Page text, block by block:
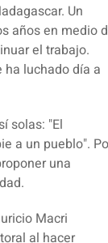
Un
años en medio
el trabajo.
ha luchado día a
solas: "El
a un pueblo".
una
Macri
al hacer